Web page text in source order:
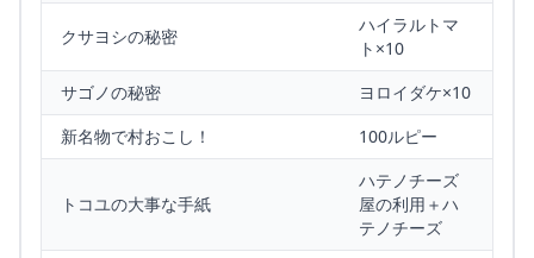
クサヨシの秘密
ハイラルトマ
ト×10
サゴノの秘密
ヨロイダケ×10
新名物で村おこし！
100ルピー
トコユの大事な手紙
ハテノチーズ
屋の利用＋ハ
テノチーズ